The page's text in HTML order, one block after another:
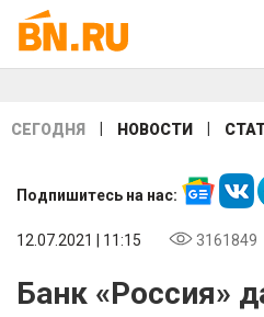
СЕГОДНЯ НОВОСТИ
Подпишитесь на нас:
12.07.2021 | 11:15 3161849
Банк «Россия»